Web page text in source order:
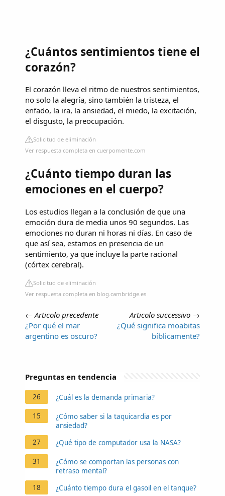
¿Cuántos sentimientos tiene el
corazón?
El corazón lleva el ritmo de nuestros sentimientos,
no solo la alegría, sino también la tristeza, el
enfado, la ira, la ansiedad, el miedo, la excitación,
el disgusto, la preocupación.
Solicitud de eliminación
Ver respuesta completa en cuerpomente.com
¿Cuánto tiempo duran las
emociones en el cuerpo?
Los estudios llegan a la conclusión de que una
emoción dura de media unos 90 segundos. Las
emociones no duran ni horas ni días. En caso de
que así sea, estamos en presencia de un
sentimiento, ya que incluye la parte racional
(córtex cerebral).
Solicitud de eliminación
Ver respuesta completa en blog.cambridge.es
← Articolo precedente
¿Por qué el mar
argentino es oscuro?
Articolo successivo →
¿Qué significa moabitas
bíblicamente?
Preguntas en tendencia
26 ¿Cuál es la demanda primaria?
15
¿Cómo saber si la taquicardia es por
ansiedad?
27
¿Qué tipo de computador usa la NASA?
31
¿Cómo se comportan las personas con
retraso mental?
18
¿Cuánto tiempo dura el gasoil en el tanque?